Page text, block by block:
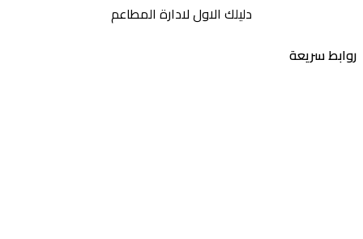
دليلك الاول لادارة المطاعم
سريعة